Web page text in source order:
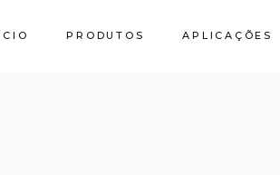
PRODUTOS APLICAÇÕES